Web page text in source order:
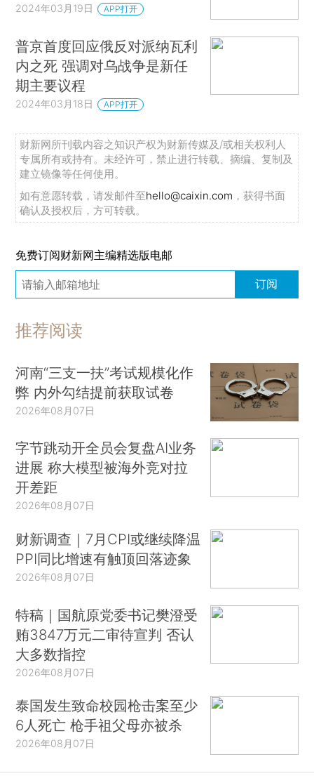
2024年03月19日 APP打开
普京首度回应俄反对派纳瓦利
内之死 强调对乌战争是新任
期主要议程
2024年03月18日 APP打开
财新网所刊载内容之知识产权为财新传媒及/或相关权利人
专属所有或持有。未经许可，禁止进行转载、摘编、复制及
建立镜像等任何使用。
如有意愿转载，请发邮件至hello@caixin.com ，获得书面
确认及授权后，方可转载。
免费订阅财新网主编精选版电邮
订阅
推荐阅读
河南“三支一扶”考试规模化作
弊 内外勾结提前获取试卷
2026年08月07日
字节跳动开全员会复盘AI业务
进展 称大模型被海外竞对拉
开差距
2026年08月07日
财新调查｜7月CPI或继续降温
PPI同比增速有触顶回落迹象
2026年08月07日
特稿｜国航原党委书记樊澄受
贿3847万元二审待宣判 否认
大多数指控
2026年08月07日
泰国发生致命校园枪击案至少
6人死亡 枪手祖父母亦被杀
2026年08月07日